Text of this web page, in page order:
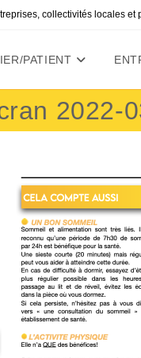
collectivités locales et
PATIENT
2022-